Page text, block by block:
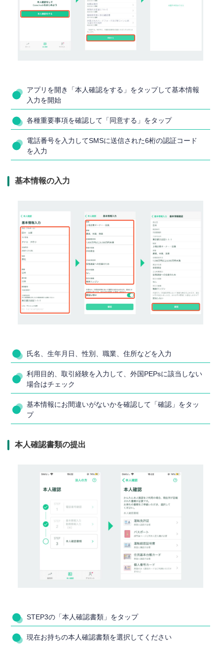
アプリを開き「本人確認をする」をタップして基本情報
入力を開始
各種重要事項を確認して「同意する」をタップ
電話番号を入力してSMSに送信された6桁の認証コード
を入力
基本情報の入力
氏名、生年月日、性別、職業、住所などを入力
利用目的、取引経験を入力して、外国PEPsに該当しない
場合はチェック
基本情報にお間違いがないかを確認して「確認」をタッ
プ
本人確認書類の提出
STEP3の「本人確認書類」をタップ
現在お持ちの本人確認書類を選択してください